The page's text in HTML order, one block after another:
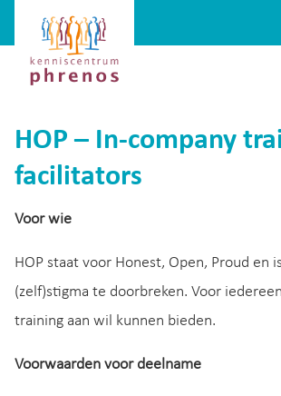
Kenniscentrum
Phrenos
website
HOP – In-company
facilitators
Voor wie
HOP staat voor Honest, Open, Proud en
(zelf)stigma te doorbreken. Voor
training aan wil kunnen bieden.
Voorwaarden voor deelname